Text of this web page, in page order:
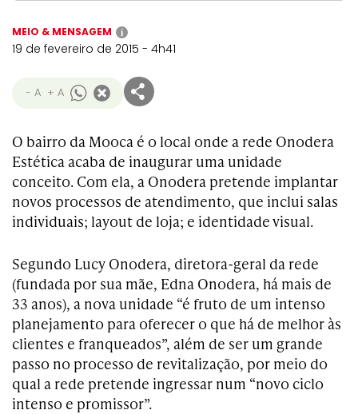
MEIO & MENSAGEM i
19 de fevereiro de 2015 - 4h41
- A + A
O bairro da Mooca é o local onde a rede Onodera
Estética acaba de inaugurar uma unidade
conceito. Com ela, a Onodera pretende implantar
novos processos de atendimento, que inclui salas
individuais; layout de loja; e identidade visual.
Segundo Lucy Onodera, diretora-geral da rede
(fundada por sua mãe, Edna Onodera, há mais de
33 anos), a nova unidade “é fruto de um intenso
planejamento para oferecer o que há de melhor às
clientes e franqueados”, além de ser um grande
passo no processo de revitalização, por meio do
qual a rede pretende ingressar num “novo ciclo
intenso e promissor”.